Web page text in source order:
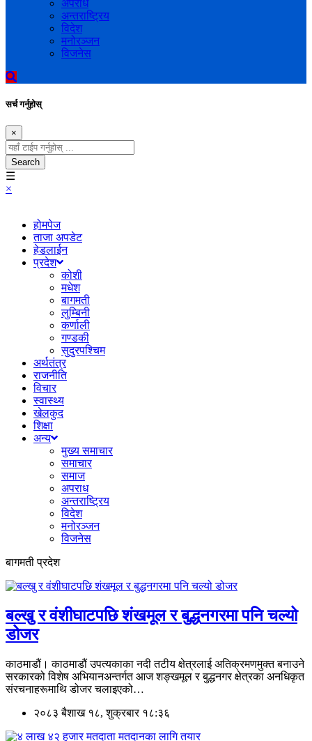
अपराध
अन्तराष्ट्रिय
विदेश
मनोरञ्जन
विजनेस
सर्च गर्नुहोस्
×
Search
☰
×
होमपेज
ताजा अपडेट
हेडलाईन
प्रदेश
कोशी
मधेश
बागमती
लुम्बिनी
कर्णाली
गण्डकी
सुदुरपश्चिम
अर्थतंत्र
राजनीति
विचार
स्वास्थ्य
खेलकुद
शिक्षा
अन्य
मुख्य समाचार
समाचार
समाज
अपराध
अन्तराष्ट्रिय
विदेश
मनोरञ्जन
विजनेस
बागमती प्रदेश
बल्खु र वंशीघाटपछि शंखमूल र बुद्धनगरमा पनि चल्यो
डोजर
काठमाडौं। काठमाडौं उपत्यकाका नदी तटीय क्षेत्रलाई अतिक्रमणमुक्त बनाउने
सरकारको विशेष अभियानअन्तर्गत आज शङ्खमूल र बुद्धनगर क्षेत्रका अनधिकृत
संरचनाहरूमाथि डोजर चलाइएको…
२०८३ बैशाख १८, शुक्रबार १८:३६